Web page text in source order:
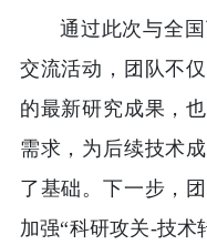
通过此次与全
交流活动，团队不
的最新研究成果，
需求，为后续技术
了基础。下一步，
加强“科研攻关-技术